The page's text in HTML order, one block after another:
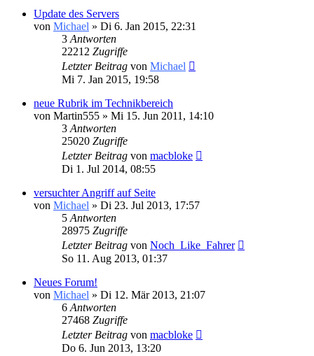
Update des Servers
von Michael » Di 6. Jan 2015, 22:31
3Antworten
22212 Zugriffe
Letzter Beitrag von Michael
Mi 7. Jan 2015, 19:58
neue Rubrik im Technikbereich
von Martin555 » Mi 15. Jun 2011, 14:10
3Antworten
25020 Zugriffe
Letzter Beitrag von macbloke
Di 1. Jul 2014, 08:55
versuchter Angriff auf Seite
von Michael » Di 23. Jul 2013, 17:57
5Antworten
28975 Zugriffe
Letzter Beitrag von Noch_Like_Fahrer
So 11. Aug 2013, 01:37
Neues Forum!
von Michael » Di 12. Mär 2013, 21:07
6Antworten
27468 Zugriffe
Letzter Beitrag von macbloke
Do 6. Jun 2013, 13:20